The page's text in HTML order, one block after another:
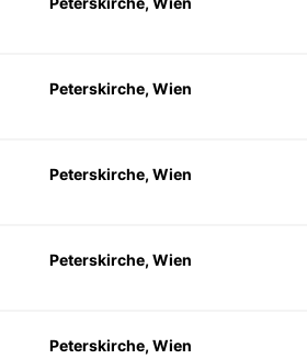
Peterskirche, Wien
Peterskirche, Wien
Peterskirche, Wien
Peterskirche, Wien